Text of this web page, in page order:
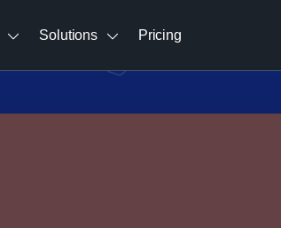
Solutions Pricing